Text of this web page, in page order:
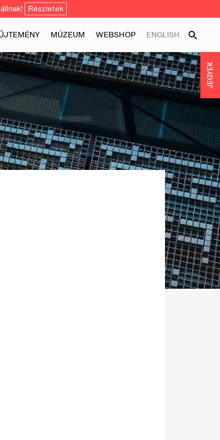
Részletek
MÚZEUM WEBSHOP ENGLISH
JEGYEK